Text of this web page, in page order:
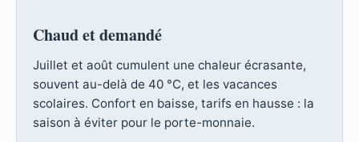
Chaud et demandé
Juillet et août cumulent une chaleur écrasante,
souvent au-delà de 40 °C, et les vacances
scolaires. Confort en baisse, tarifs en hausse : la
saison à éviter pour le porte-monnaie.